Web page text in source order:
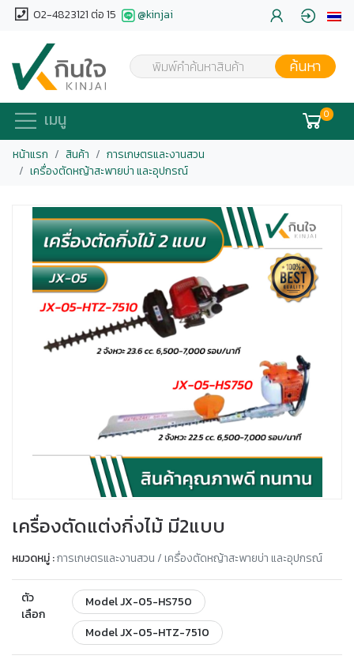
02-4823121 ต่อ 15 @kinjai
พิมพ์คำค้นหาสินค้า ค้นหา
เมนู 0
หน้าแรก สินค้า
การเกษตรและงานสวน
เครื่องตัดหญ้าสะพายบ่า และอุปกรณ์
เครื่องตัดแต่งกิ่งไม้ มี2แบบ
หมวดหมู่ :การเกษตรและงานสวน / เครื่องตัดหญ้าสะพายบ่า และอุปกรณ์
ตัว
เลือก
Model JX-05-HS750
Model JX-05-HTZ-7510